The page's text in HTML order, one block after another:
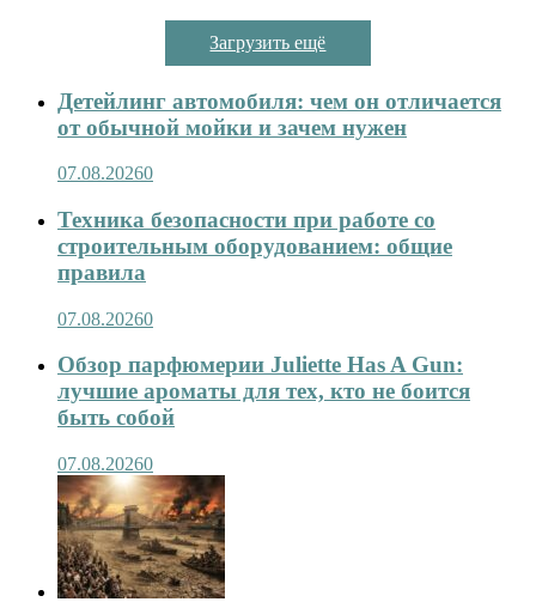
Загрузить ещё
Детейлинг автомобиля: чем он отличается
от обычной мойки и зачем нужен
07.08.20260
Техника безопасности при работе со
строительным оборудованием: общие
правила
07.08.20260
Обзор парфюмерии Juliette Has A Gun:
лучшие ароматы для тех, кто не боится
быть собой
07.08.20260